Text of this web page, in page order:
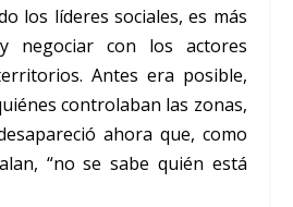
los líderes sociales, es más
negociar con los actores
Antes era posible,
controlaban las zonas,
ahora que, como
“no se sabe quién está